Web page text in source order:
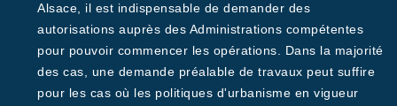
Alsace, il est indispensable de demander des
autorisations auprès des Administrations compétentes
pour pouvoir commencer les opérations. Dans la majorité
des cas, une demande préalable de travaux peut suffire
pour les cas où les politiques d'urbanisme en vigueur